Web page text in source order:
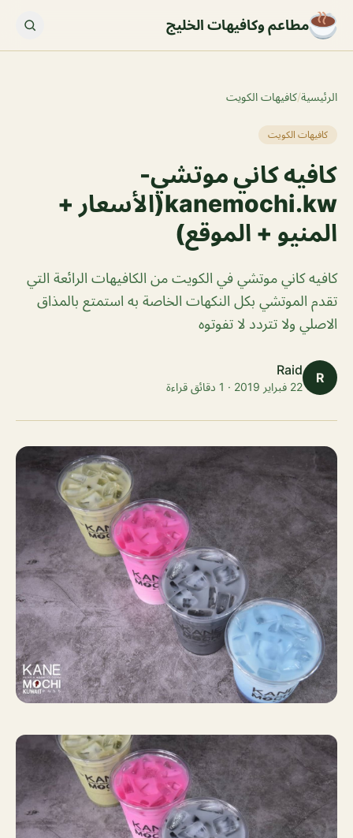
مطاعم وكافيهات الخليج
الرئيسية/كافيهات الكويت
كافيهات الكويت
كافيه كاني موتشي-
kanemochi.kw(الأسعار +
المنيو + الموقع)
كافيه كاني موتشي في الكويت من الكافيهات الرائعة التي
تقدم الموتشي بكل النكهات الخاصة به استمتع بالمذاق
الاصلي ولا تتردد لا تفوتوه
R
Raid
22 فبراير 2019 · 1 دقائق قراءة